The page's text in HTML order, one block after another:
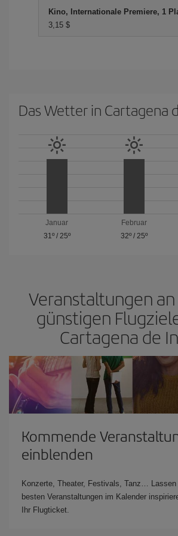
Kino, Internationale Premiere, 1
3,15 $
Das Wetter in Cartagena
Januar
31º/ 25º
Februar
32º/ 25º
Veranstaltungen
günstigen
Cartagena de
Kommende
einblenden
Konzerte, Theater, Festivals, Tanz…
besten Veranstaltungen im Kalender
Ihr Flugticket.